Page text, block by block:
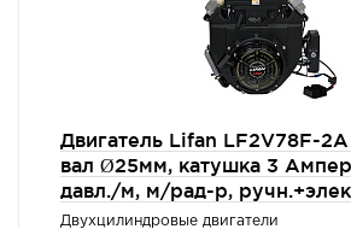
Двигатель Lifan LF2V78F-
вал Ø25мм, катушка 3
давл./м, м/рад-р,
Двухцилиндровые двигатели